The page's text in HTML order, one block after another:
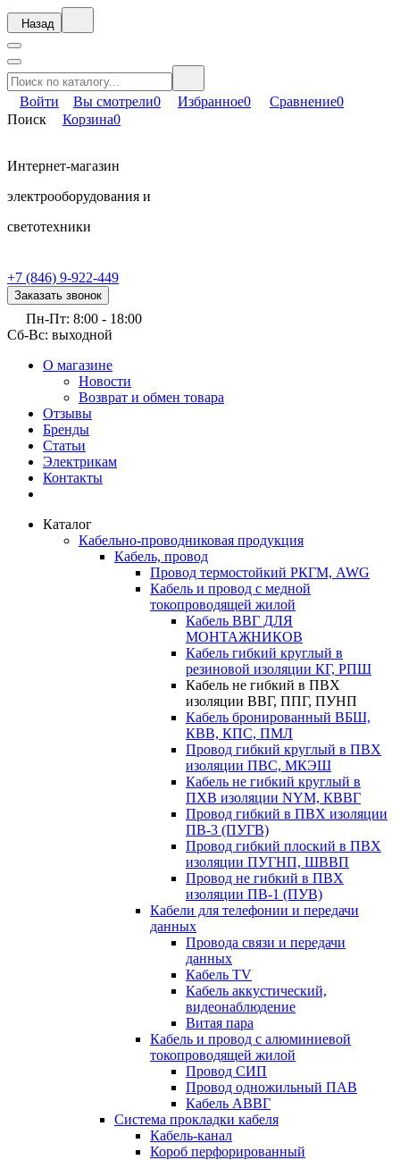
Назад
Войти Вы смотрели0 Избранное0 Сравнение0
Поиск
Корзина0
Интернет-магазин
электрооборудования и
светотехники
+7 (846) 9-922-449
Заказать звонок
Пн-Пт: 8:00 - 18:00
Сб-Вс: выходной
О магазине
Новости
Возврат и обмен товара
Отзывы
Бренды
Статьи
Электрикам
Контакты
Каталог
Кабельно-проводниковая продукция
Кабель, провод
Провод термостойкий РКГМ, AWG
Кабель и провод с медной
токопроводящей жилой
Кабель ВВГ ДЛЯ
МОНТАЖНИКОВ
Кабель гибкий круглый в
резиновой изоляции КГ, РПШ
Кабель не гибкий в ПВХ
изоляции ВВГ, ППГ, ПУНП
Кабель бронированный ВБШ,
КВВ, КПС, ПМЛ
Провод гибкий круглый в ПВХ
изоляции ПВС, МКЭШ
Кабель не гибкий круглый в
ПХВ изоляции NYM, КВВГ
Провод гибкий в ПВХ изоляции
ПВ-3 (ПУГВ)
Провод гибкий плоский в ПВХ
изоляции ПУГНП, ШВВП
Провод не гибкий в ПВХ
изоляции ПВ-1 (ПУВ)
Кабели для телефонии и передачи
данных
Провода связи и передачи
данных
Кабель TV
Кабель аккустический,
видеонаблюдение
Витая пара
Кабель и провод с алюминиевой
токопроводящей жилой
Провод СИП
Провод одножильный ПАВ
Кабель АВВГ
Система прокладки кабеля
Кабель-канал
Короб перфорированный